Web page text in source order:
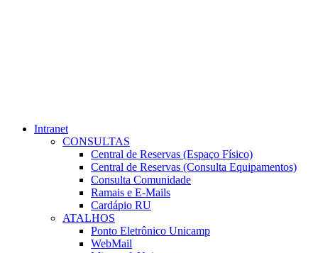
Intranet
CONSULTAS
Central de Reservas (Espaço Físico)
Central de Reservas (Consulta Equipamentos)
Consulta Comunidade
Ramais e E-Mails
Cardápio RU
ATALHOS
Ponto Eletrônico Unicamp
WebMail